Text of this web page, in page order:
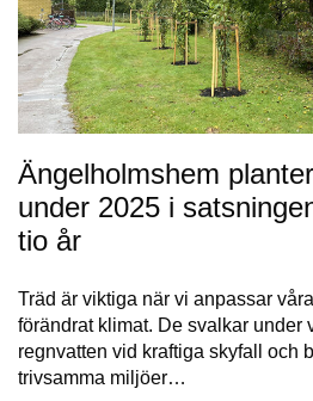
Ängelholmshem
under 2025 i
tio år
Träd är viktiga när vi anpassar
förändrat klimat. De svalkar under
regnvatten vid kraftiga skyfall och
trivsamma miljöer…